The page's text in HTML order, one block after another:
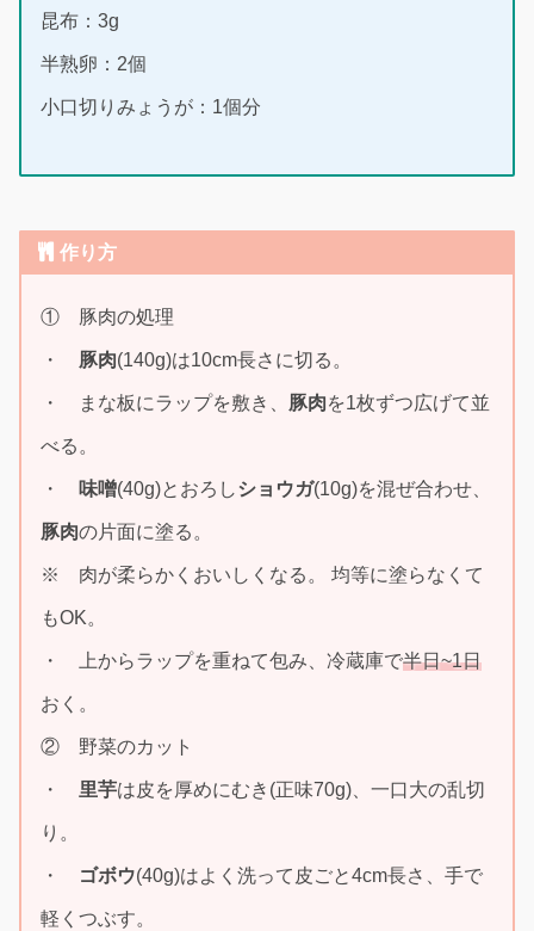
昆布：3g
半熟卵：2個
小口切りみょうが：1個分
作り方
① 豚肉の処理
・ 豚肉(140g)は10cm長さに切る。
・ まな板にラップを敷き、 豚肉を1枚ずつ広げて並
べる。
・ 味噌(40g)とおろしショウガ(10g)を混ぜ合わせ、
豚肉の片面に塗る。
※ 肉が柔らかくおいしくなる。 均等に塗らなくて
もOK。
・ 上からラップを重ねて包み、冷蔵庫で半日~1日
おく。
② 野菜のカット
・ 里芋は皮を厚めにむき(正味70g)、一口大の乱切
り。
・ ゴボウ(40g)はよく洗って皮ごと4cm長さ、手で
軽くつぶす。